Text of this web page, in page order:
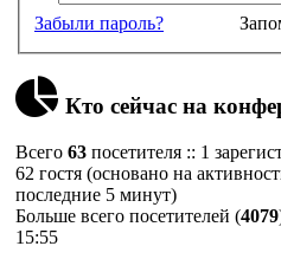
Забыли пароль?
Кто сейчас на
Всего 63 посетителя :: 1
62 гостя (основано на
последние 5 минут)
Больше всего посетителей (4079
15:55